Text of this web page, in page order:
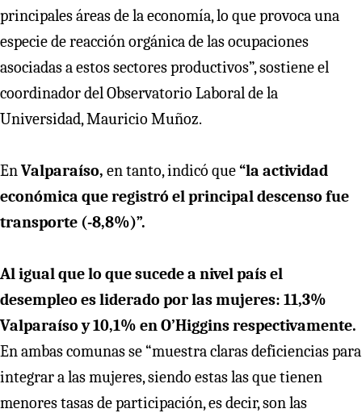
principales áreas de la economía, lo que provoca una
especie de reacción orgánica de las ocupaciones
asociadas a estos sectores productivos”, sostiene el
coordinador del Observatorio Laboral de la
Universidad, Mauricio Muñoz.
En Valparaíso, en tanto, indicó que“la actividad
económica que registró el principal descenso fue
transporte (-8,8%)”.
Al igual que lo que sucede a nivel país el
desempleo es liderado por las mujeres: 11,3%
Valparaíso y 10,1% en O’Higgins respectivamente.
En ambas comunas se “muestra claras deficiencias para
integrar a las mujeres, siendo estas las que tienen
menores tasas de participación, es decir, son las